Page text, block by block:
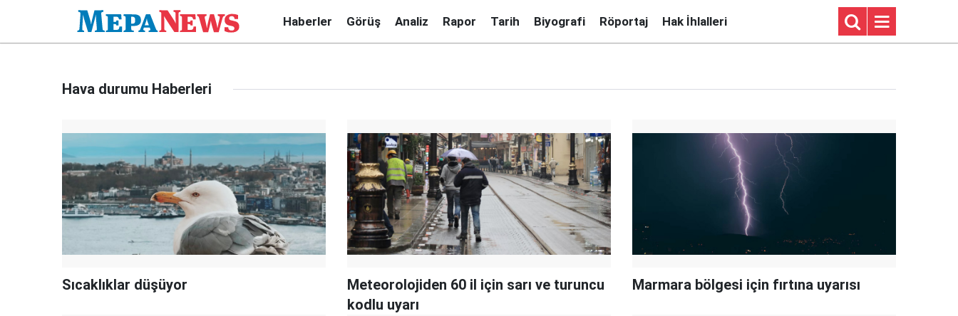
Haberler Görüş Analiz Rapor Tarih Biyografi Röportaj Hak İhlalleri
Hava durumu Haberleri
Sıcaklıklar düşüyor
Meteorolojiden 60 il için sarı ve turuncu
kodlu uyarı
Marmara bölgesi için fırtına uyarısı